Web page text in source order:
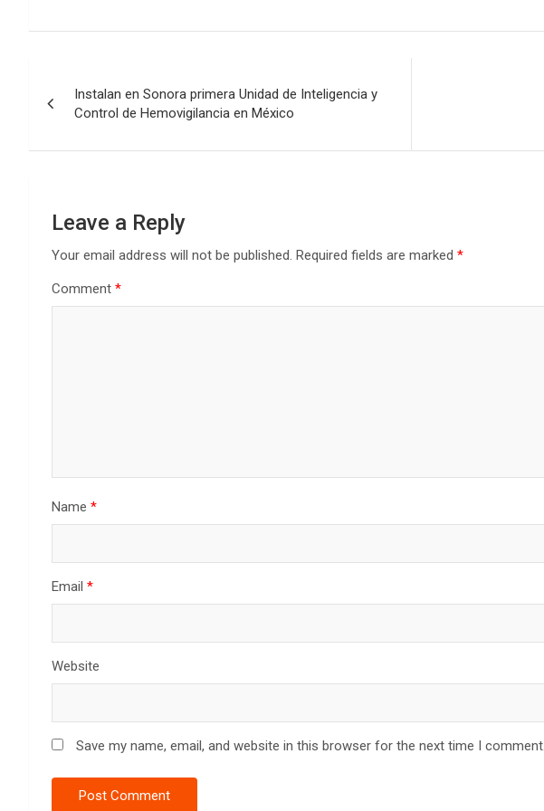
navigation
Instalan en Sonora primera Unidad de Inteligencia y
Control de Hemovigilancia en México
Leave a Reply
Your email address will not be published. Required fields are marked *
Comment *
Name *
Email *
Website
Save my name, email, and website in this browser for the next time I comment.